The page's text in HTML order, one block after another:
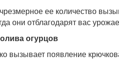
ее количество
они отблагодарят вас
огурцов
вызывает появление